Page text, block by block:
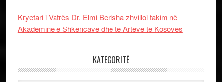
Kryetari i Vatrës Dr. Elmi Berisha zhvilloi takim në
Akademinë e Shkencave dhe të Arteve të Kosovës
KATEGORITË